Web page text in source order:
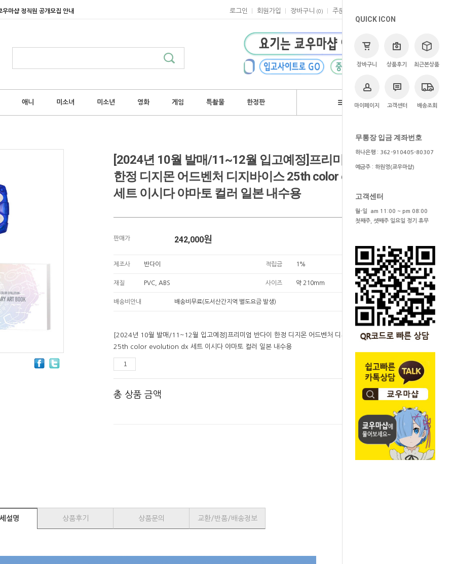
우마샵 정직원 공개모집 안내 로그인 회원가입 장바구니 (0 ) 주문
애니 미소녀 미소년 영화 게임 특촬물 한정판 브랜드
QUICK ICON
장바구니 상품후기 최근본상품
마이페이지 고객센터 배송조회
무통장 입금 계좌번호
하나은행 : 362-910405-80307
예금주 : 하원영(쿄우마샵)
고객센터
월-일 am 11:00 ~ pm 08:00
첫째주, 셋째주 일요일 정기 휴무
> 쿄우마 > 예약상품
[2024년 10월 발매/11~12월 입고예정]프리미엄 반다이
한정 디지몬 어드벤처 디지바이스 25th color evolution dx
세트 이시다 야마토 컬러 일본 내수용
판매가 242,000원
제조사 반다이 적립금 1%
재질 PVC, ABS 사이즈 약 210mm
배송비안내 배송비무료(도서산간지역 별도요금 발생)
[2024년 10월 발매/11~12월 입고예정]프리미엄 반다이 한정 디지몬 어드벤처 디지바이스
25th color evolution dx 세트 이시다 야마토 컬러 일본 내수용
242,000원
총 상품 금액 242,000원
SOLD OUT
설명 상품후기 상품문의 교환/반품/배송정보